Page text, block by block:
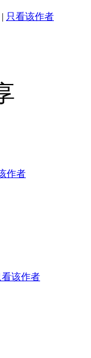
| 只看该作者
作者
看该作者